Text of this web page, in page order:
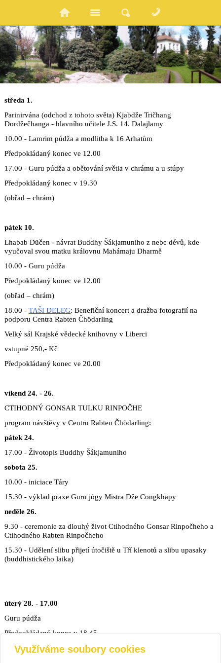
středa 1.
Parinirvána (odchod z tohoto světa) Kjabdže Tričhang
Dordžečhanga - hlavního učitele J.S. 14. Dalajlamy
10.00 - Lamrim púdža a modlitba k 16 Arhatům
Předpokládaný konec ve 12.00
17.00 - Guru púdža a obětování světla v chrámu a u stúpy
Předpokládaný konec v 19.30
(obřad – chrám)
pátek 10.
Lhabab Düčen - návrat Buddhy Šákjamuniho z nebe dévů, kde
vyučoval svou matku královnu Mahámaju Dharmě
10.00 - Guru púdža
Předpokládaný konec ve 12.00
(obřad – chrám)
18.00 - TAŠI DELEG: Benefiční koncert a dražba fotografií na
podporu Centra Rabten Čhödarling
Velký sál Krajské vědecké knihovny v Liberci
vstupné 250,- Kč
Předpokládaný konec ve 20.00
víkend 24. - 26.
CTIHODNÝ GONSAR TULKU RINPOČHE
program návštěvy v Centru Rabten Čhödarling:
pátek 24.
17.00 - Životopis Buddhy Šákjamuniho
sobota 25.
10.00 - iniciace Táry
15.30 - výklad praxe Guru jógy Mistra Dže Congkhapy
neděle 26.
9.30 - ceremonie za dlouhý život Ctihodného Gonsar Rinpočheho a
Ctihodného Rabten Rinpočheho
15.30 - Udělení slibu přijetí útočiště u Tří klenotů a slibu upasaky
(buddhistického laika)
úterý 28. - 17.00
Guru púdža
Předpokládaný konec v 18.45
(obřad – chrám)
Využíváme soubory cookies